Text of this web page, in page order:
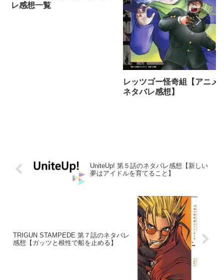
レ感想一覧
レッツゴー怪奇組【アニメ
ネタバレ感想】
UniteUp! 第５話のネタバレ感想【新しい
夢はアイドルを育てること】
TRIGUN STAMPEDE 第７話のネタバレ
感想【ガッツと根性で船を止める】